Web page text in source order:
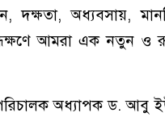
দক্ষতা, অধ্যবসায়,
আমরা এক নতুন ও
পরিচালক অধ্যাপক ড. আবু